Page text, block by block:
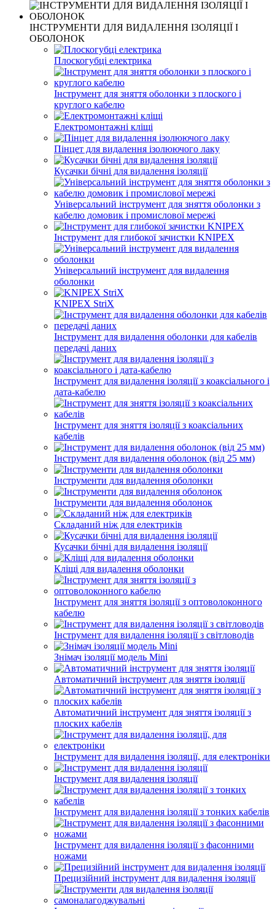
ІНСТРУМЕНТИ ДЛЯ ВИДАЛЕННЯ ІЗОЛЯЦІЇ І
ОБОЛОНОК
Плоскогубці електрика
Інструмент для зняття оболонки з плоского і
круглого кабелю
Електромонтажні кліщі
Пінцет для видалення ізолюючого лаку
Кусачки бічні для видалення ізоляції
Універсальний інструмент для зняття оболонки з
кабелю домовик і промислової мережі
Інструмент для глибокої зачистки KNIPEX
Універсальний інструмент для видалення
оболонки
KNIPEX StriX
Інструмент для видалення оболонки для кабелів
передачі даних
Інструмент для видалення ізоляції з коаксіального і
дата-кабелю
Інструмент для зняття ізоляції з коаксіальних
кабелів
Інструмент для видалення оболонок (від 25 мм)
Інструменти для видалення оболонки
Інструменти для видалення оболонок
Складаний ніж для електриків
Кусачки бічні для видалення ізоляції
Кліщі для видалення оболонки
Інструмент для зняття ізоляції з оптоволоконного
кабелю
Інструмент для видалення ізоляції з світловодів
Знімач ізоляції модель Mini
Автоматичний інструмент для зняття ізоляції
Автоматичний інструмент для зняття ізоляції з
плоских кабелів
Інструмент для видалення ізоляції, для електроніки
Інструмент для видалення ізоляції
Інструмент для видалення ізоляції з тонких кабелів
Інструмент для видалення ізоляції з фасонними
ножами
Прецизійний інструмент для видалення ізоляції